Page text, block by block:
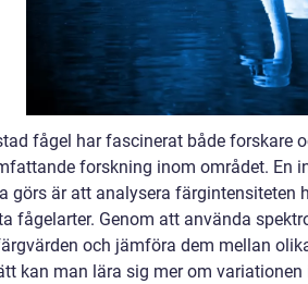
fågel har fascinerat både forskare
forskning inom området. En
görs är att analysera färgintensiteten
fågelarter. Genom att använda
och jämföra dem mellan
kan man lära sig mer om